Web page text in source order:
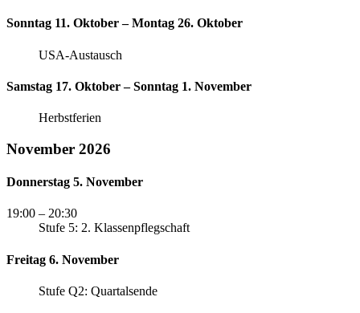
Sonntag 11. Oktober – Montag 26. Oktober
USA-Austausch
Samstag 17. Oktober – Sonntag 1. November
Herbstferien
November 2026
Donnerstag 5. November
19:00 – 20:30
Stufe 5: 2. Klassenpflegschaft
Freitag 6. November
Stufe Q2: Quartalsende